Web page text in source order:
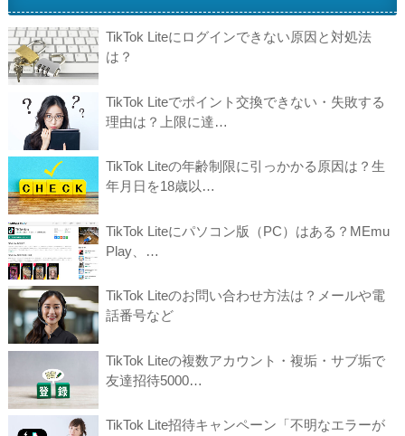
TikTok Liteにログインできない原因と対処法
は？
TikTok Liteでポイント交換できない・失敗する
理由は？上限に達…
TikTok Liteの年齢制限に引っかかる原因は？生
年月日を18歳以…
TikTok Liteにパソコン版（PC）はある？MEmu
Play、…
TikTok Liteのお問い合わせ方法は？メールや電
話番号など
TikTok Liteの複数アカウント・複垢・サブ垢で
友達招待5000…
TikTok Lite招待キャンペーン「不明なエラーが